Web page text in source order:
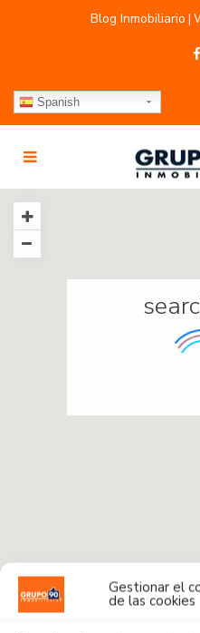
Gestionar el
de las cookies
Blog Inmobiliario |
Spanish